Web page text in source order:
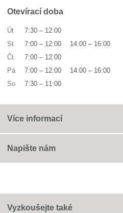
Otevírací doba
Út 7:30 – 12:00
St
7:00 – 12:00 14:00 – 16:00
Čt
7:00 – 12:00
Pá
7:00 – 12:00 14:00 – 16:00
So
7:30 – 11:00
Více informací
Napište nám
Vyzkoušejte také